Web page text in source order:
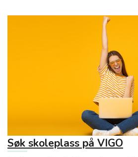
Søk skoleplass på VIGO